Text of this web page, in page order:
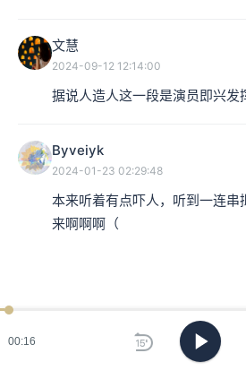
00:17
文慧
2024-09-12 12:14:00
据说人造人这一段是演员即兴发
Byveiyk
2024-01-23 02:29:48
本来听着有点吓人，听到一连串
来啊啊啊（